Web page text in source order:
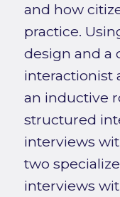
and how
practice.
design and a
interactionist
an inductive
structured
interviews
two
interviews